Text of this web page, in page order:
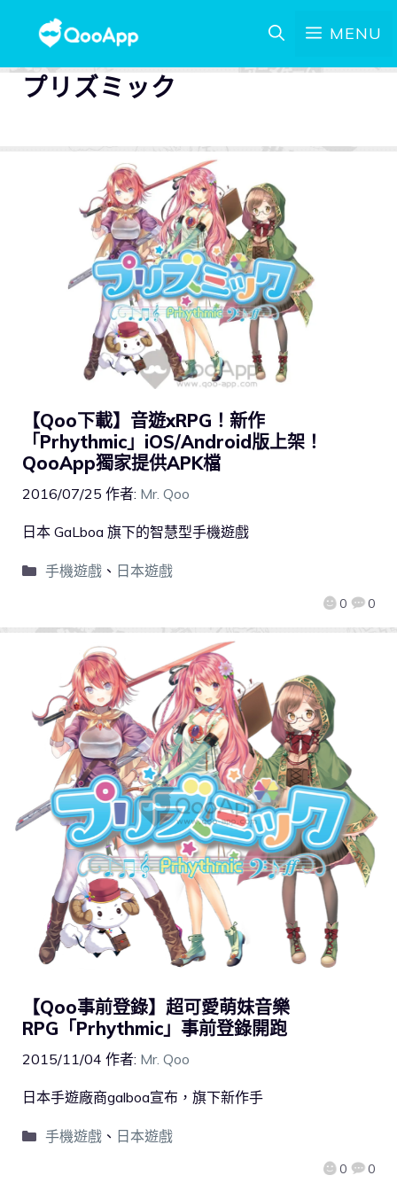
MENU
プリズミック
【Qoo下載】音遊xRPG！新作
「Prhythmic」iOS/Android版上架！
QooApp獨家提供APK檔
2016/07/25 作者: Mr. Qoo
0 0
日本 GaLboa 旗下的智慧型手機遊戲
手機遊戲、 日本遊戲
【Qoo事前登錄】超可愛萌妹音樂
RPG「Prhythmic」事前登錄開跑
2015/11/04 作者: Mr. Qoo
0 0
日本手遊廠商galboa宣布，旗下新作手
手機遊戲、 日本遊戲